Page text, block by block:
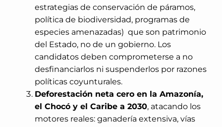
estrategias de conservación de páramos,
política de biodiversidad, programas de
especies amenazadas) que son patrimonio
del Estado, no de un gobierno. Los
candidatos deben comprometerse a no
desfinanciarlos ni suspenderlos por razones
políticas coyunturales.
Deforestación neta cero en la Amazonía,
el Chocó y el Caribe a 2030, atacando los
motores reales: ganadería extensiva, vías